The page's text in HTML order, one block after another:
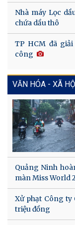
Nhà máy Lọc
chứa dầu thô
TP HCM đã
công
VĂN HÓA - XÃ
Quảng Ninh
màn Miss World
Xử phạt Công ty
triệu đồng